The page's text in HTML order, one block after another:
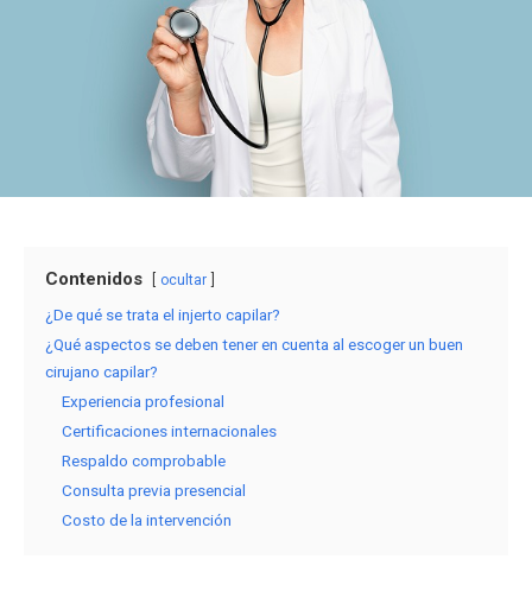
Contenidos ocultar
¿De qué se trata el injerto capilar?
¿Qué aspectos se deben tener en cuenta al escoger un buen
cirujano capilar?
Experiencia profesional
Certificaciones internacionales
Respaldo comprobable
Consulta previa presencial
Costo de la intervención